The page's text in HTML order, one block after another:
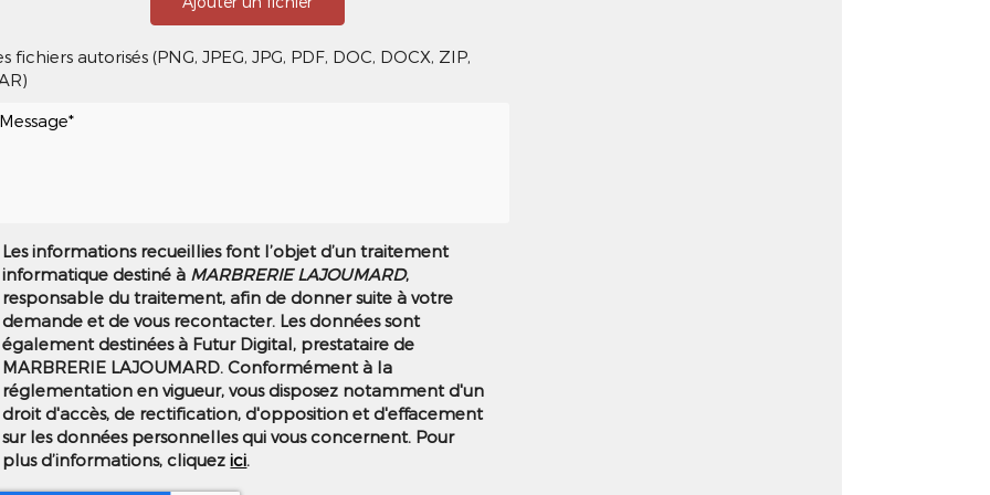
fichiers autorisés (PNG, JPEG, JPG, PDF, DOC, DOCX, ZIP,
Les informations recueillies font l’objet d’un traitement
informatique destiné à MARBRERIE LAJOUMARD,
responsable du traitement, afin de donner suite à votre
demande et de vous recontacter. Les données sont
également destinées à Futur Digital, prestataire de
MARBRERIE LAJOUMARD. Conformément à la
réglementation en vigueur, vous disposez notamment d'un
droit d'accès, de rectification, d'opposition et d'effacement
sur les données personnelles qui vous concernent. Pour
plus d’informations, cliquezici